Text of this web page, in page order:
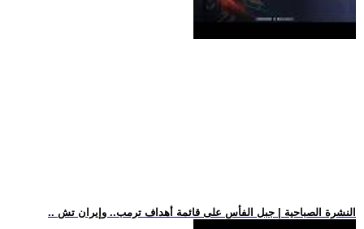
.. النشرة الصباحية | جبل الفأس على قائمة أهداف ترمب.. وإيران تش